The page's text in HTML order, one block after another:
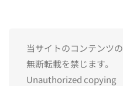
当サイトのコンテンツの
無断転載を禁じます。
Unauthorized copying